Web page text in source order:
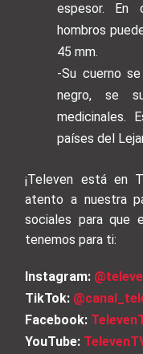
espesor.
hombros
45 mm.
-Su cuerno
negro, se
medicinales.
países del
¡Televen está en
atento a nuestra
sociales para que
tenemos para ti:
Instagram:
TikTok:
Facebook:
YouTube: